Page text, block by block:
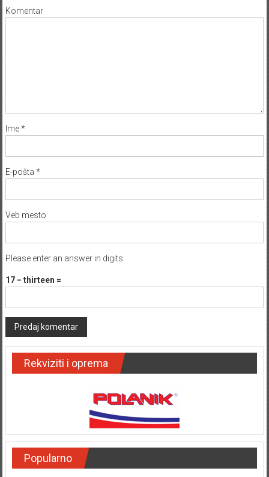
Komentar
Ime*
E-pošta *
Veb mesto
Please enter an answer in digits:
17 − thirteen =
Rekviziti i oprema
Popularno